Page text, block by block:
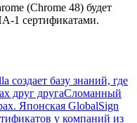
(Chrome 48) будет
1 сертификатами.
создает базу знаний, где
друг другаСломанный
Японская GlobalSign
у компаний из